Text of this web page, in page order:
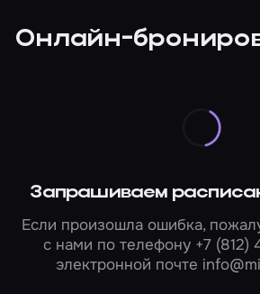
Онлайн-
Запрашиваем
Если произошла ошибка,
с нами по телефону +7 (812)
электронной почте